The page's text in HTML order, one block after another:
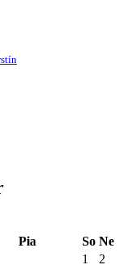
Pia So Ne
1 2